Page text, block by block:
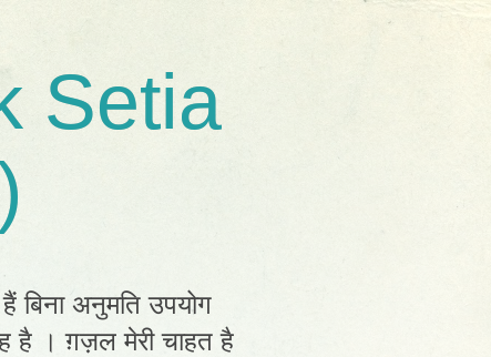
Setia
बिना अनुमति उपयोग
है । ग़ज़ल मेरी चाहत है